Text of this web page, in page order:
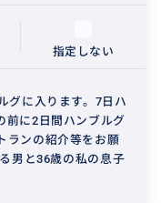
指定しない
グに入ります。7日ハ
前に2日間ハンブルグ
ランの紹介等をお願
男と36歳の私の息子